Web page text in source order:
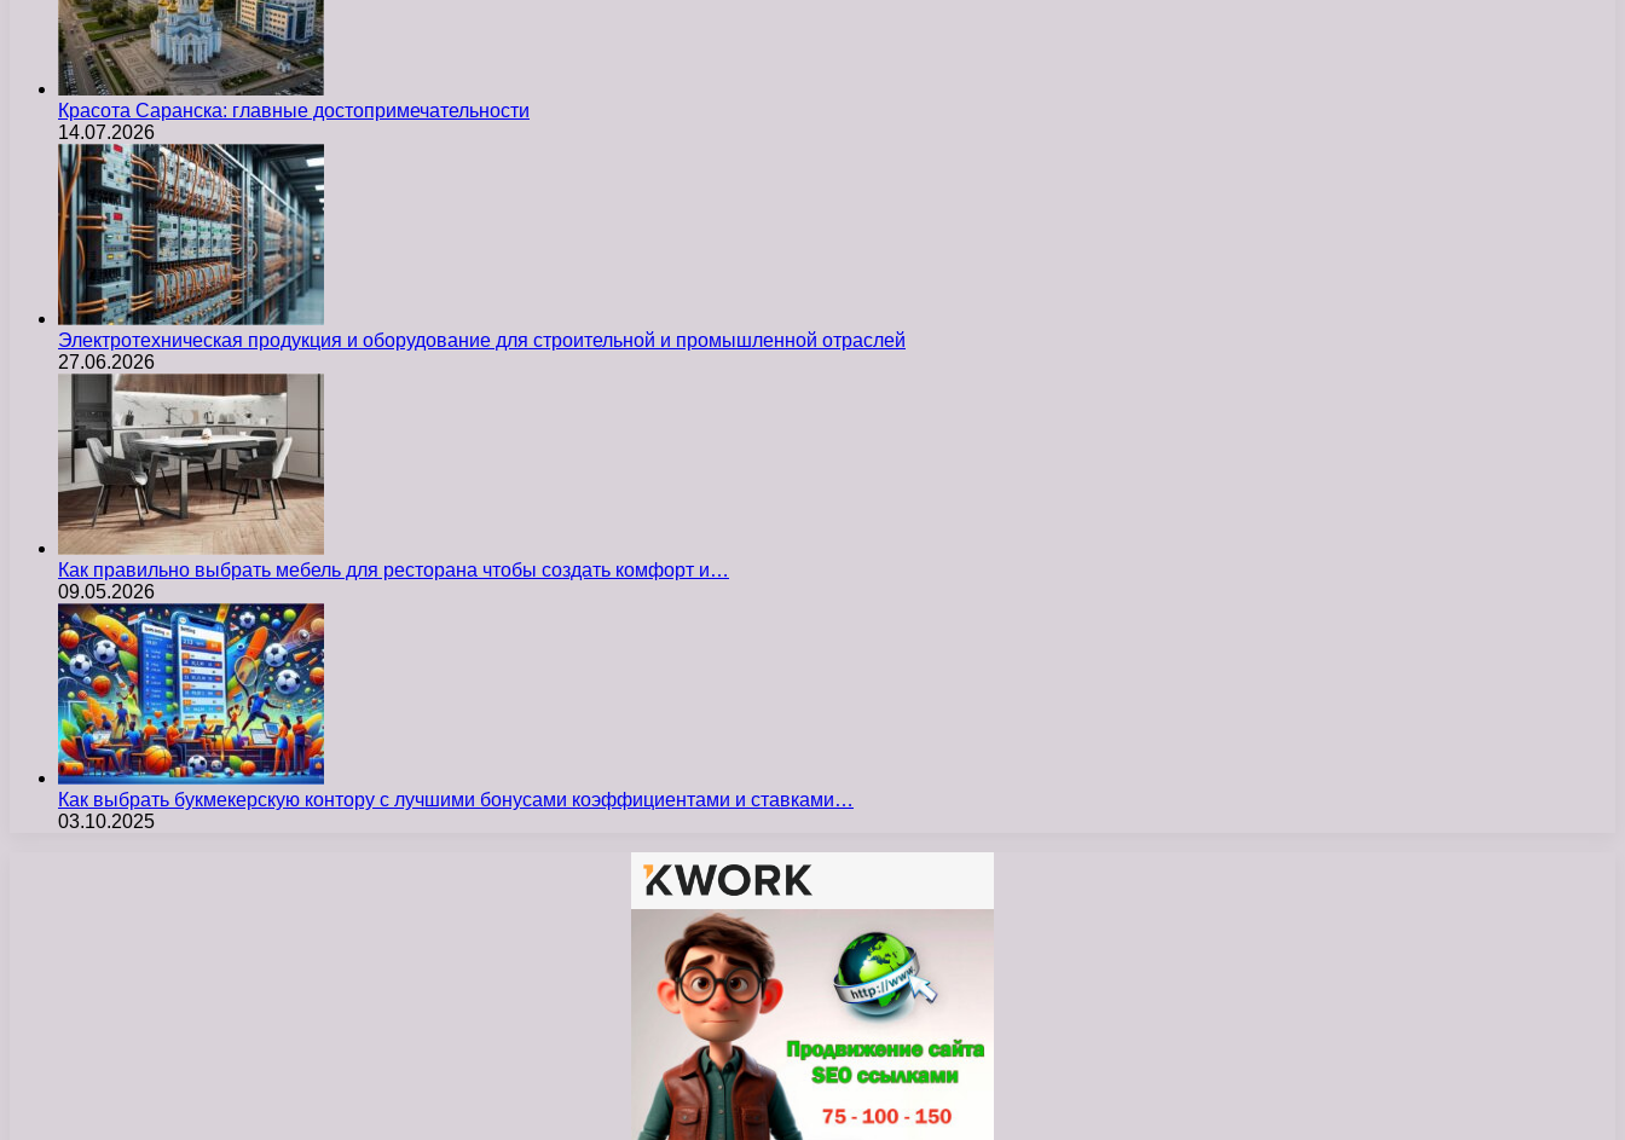
Красота Саранска: главные достопримечательности
14.07.2026
Электротехническая продукция и оборудование для строительной и промышленной отраслей
27.06.2026
Как правильно выбрать мебель для ресторана чтобы создать комфорт и…
09.05.2026
Как выбрать букмекерскую контору с лучшими бонусами коэффициентами и ставками…
03.10.2025